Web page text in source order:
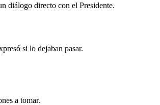
diálogo directo con el Presidente.
si lo dejaban pasar.
a tomar.